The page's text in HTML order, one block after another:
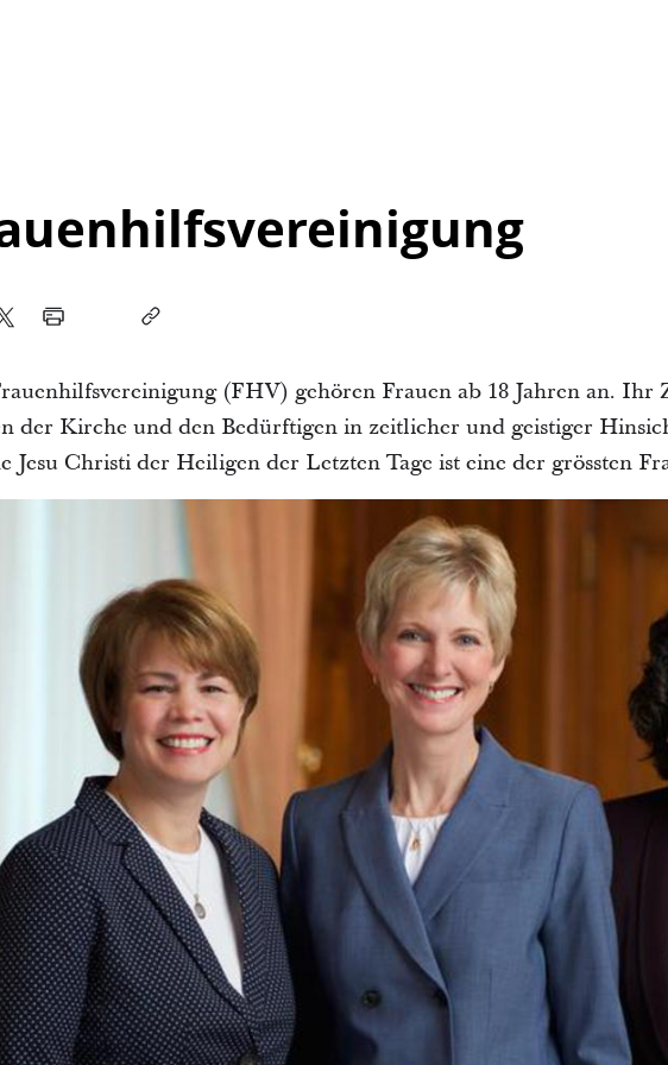
(FHV) gehören Frauen ab 18 Jahren an. Ihr
der Kirche und den Bedürftigen in zeitlicher und geistiger
Jesu Christi der Heiligen der Letzten Tage ist eine der grössten